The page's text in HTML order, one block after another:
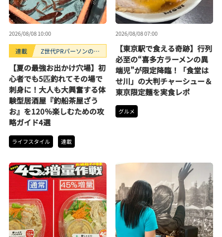
2026/08/08 10:00
連載
Z世代PRパーソンのキ
【夏の最強お出かけ穴場】初
心者でも5匹釣れてその場で
刺身に！大人も大興奮する体
験型居酒屋『釣船茶屋ざう
お』を120％楽しむための攻
略ガイド4選
ライフスタイル 連載
2026/08/08 07:00
【東京駅で食える奇跡】行列
必至の“喜多方ラーメンの異
端児”が限定降臨！「食堂は
せ川」の大判チャーシュー＆
東京限定麺を実食レポ
グルメ